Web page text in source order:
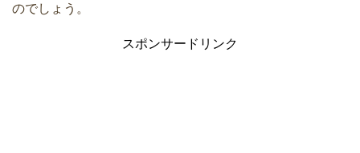
のでしょう。
スポンサードリンク